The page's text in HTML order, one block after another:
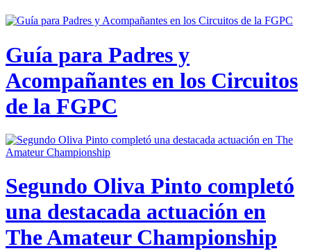
Guía para Padres y
Acompañantes en los Circuitos
de la FGPC
Segundo Oliva Pinto completó
una destacada actuación en
The Amateur Championship